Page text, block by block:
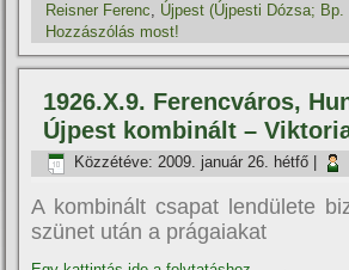
Reisner Ferenc, Újpest (Újpesti Dózsa;
Hozzászólás most!
1926.X.9. Ferencváros,
Újpest kombinált –
Közzétéve: 2009. január 26. hétfő
A kombinált csapat lendülete
szünet után a prágaiakat